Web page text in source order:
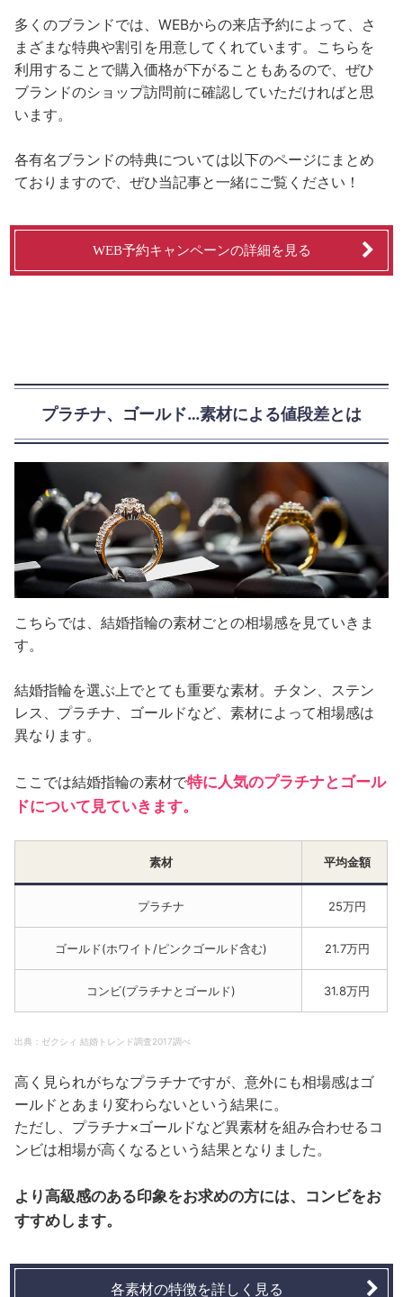
多くのブランドでは、WEBからの来店予約によって、さ
まざまな特典や割引を用意してくれています。こちらを
利用することで購入価格が下がることもあるので、ぜひ
ブランドのショップ訪問前に確認していただければと思
います。
各有名ブランドの特典については以下のページにまとめ
ておりますので、ぜひ当記事と一緒にご覧ください！
WEB予約キャンペーンの詳細を見る
プラチナ、ゴールド…素材による値段差とは
こちらでは、結婚指輪の素材ごとの相場感を見ていきま
す。
結婚指輪を選ぶ上でとても重要な素材。チタン、ステン
レス、プラチナ、ゴールドなど、素材によって相場感は
異なります。
ここでは結婚指輪の素材で特に人気のプラチナとゴール
ドについて見ていきます。
素材 平均金額
プラチナ 25万円
ゴールド(ホワイト/ピンクゴールド含む) 21.7万円
コンビ(プラチナとゴールド) 31.8万円
出典：ゼクシィ 結婚トレンド調査2017調べ
高く見られがちなプラチナですが、意外にも相場感はゴ
ールドとあまり変わらないという結果に。
ただし、プラチナ×ゴールドなど異素材を組み合わせるコ
ンビは相場が高くなるという結果となりました。
より高級感のある印象をお求めの方には、コンビをお
すすめします。
各素材の特徴を詳しく見る